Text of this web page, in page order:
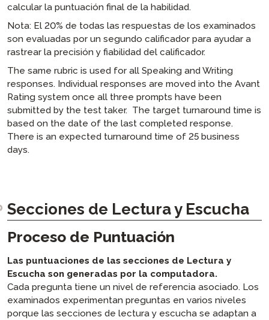
calcular la puntuación final de la habilidad.
Nota: El 20% de todas las respuestas de los examinados
son evaluadas por un segundo calificador para ayudar a
rastrear la precisión y fiabilidad del calificador.
The same rubric is used for all Speaking and Writing
responses. Individual responses are moved into the Avant
Rating system once all three prompts have been
submitted by the test taker. The target turnaround time is
based on the date of the last completed response.
There is an expected turnaround time of 25 business
days.
Secciones de Lectura y Escucha
Proceso de Puntuación
Las puntuaciones de las secciones de Lectura y
Escucha son generadas por la computadora.
Cada pregunta tiene un nivel de referencia asociado. Los
examinados experimentan preguntas en varios niveles
porque las secciones de lectura y escucha se adaptan a